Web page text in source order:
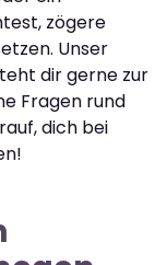
zögere
Unser
dir gerne zur
Fragen rund
dich bei